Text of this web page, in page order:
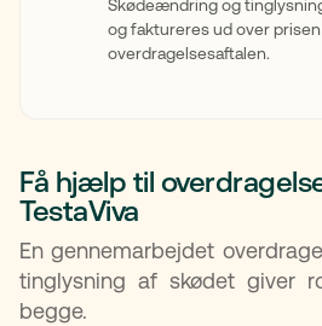
Skødeændring og
og faktureres ud over
overdragelsesaftalen.
Få hjælp til
TestaViva
En gennemarbejdet
tinglysning af skødet giver
begge.